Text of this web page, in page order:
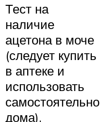
Тест на
наличие
ацетона в моче
(следует купить
в аптеке и
использовать
самостоятельно
дома).